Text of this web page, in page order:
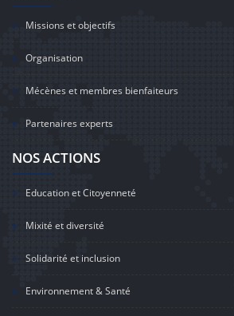
Missions et objectifs
Organisation
Mécènes et membres bienfaiteurs
Partenaires experts
NOS ACTIONS
Education et Citoyenneté
Mixité et diversité
Solidarité et inclusion
Environnement & Santé